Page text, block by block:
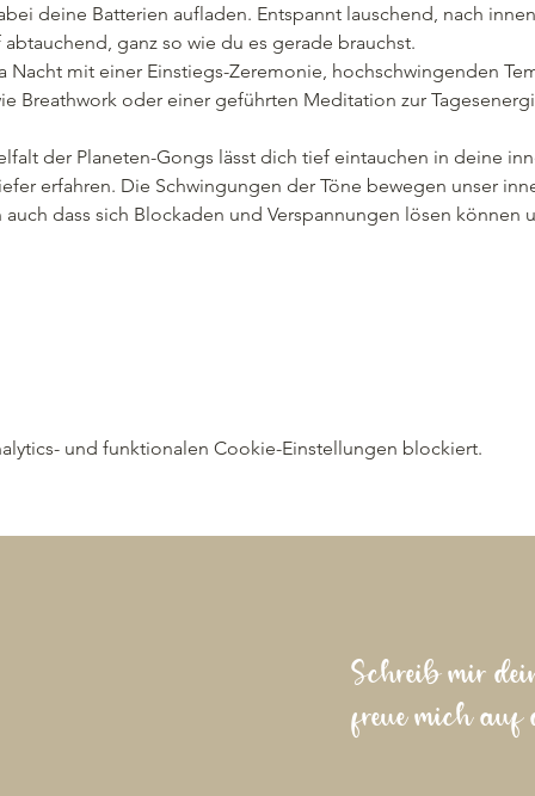
deine Batterien aufladen. Entspannt lauschend, nach
ganz so wie du es gerade brauchst.
Nacht mit einer Einstiegs-Zeremonie, hochschwingenden
Breathwork oder einer geführten Meditation zur
der Planeten-Gongs lässt dich tief eintauchen in deine
erfahren. Die Schwingungen der Töne bewegen unser
dass sich Blockaden und Verspannungen lösen können
und funktionalen Cookie-Einstellungen blockiert.
Schreib mir
freue mich auf